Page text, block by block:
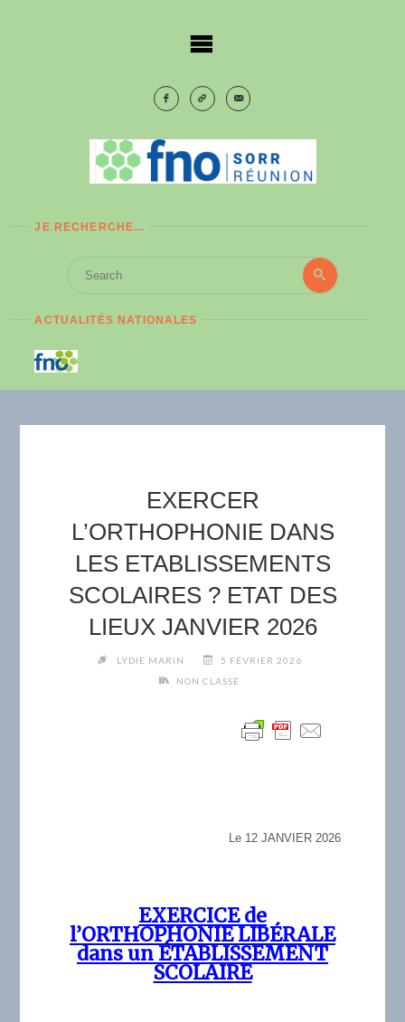
JE RECHERCHE…
Search
Search
ACTUALITÉS NATIONALES
EXERCER
L’ORTHOPHONIE DANS
LES ETABLISSEMENTS
SCOLAIRES ? ETAT DES
LIEUX JANVIER 2026
LYDIE MARIN
5 FÉVRIER 2026
NON CLASSÉ
Le 12 JANVIER 2026
EXERCICE de
l’ORTHOPHONIE LIBÉRALE
dans un ÉTABLISSEMENT
SCOLAIRE